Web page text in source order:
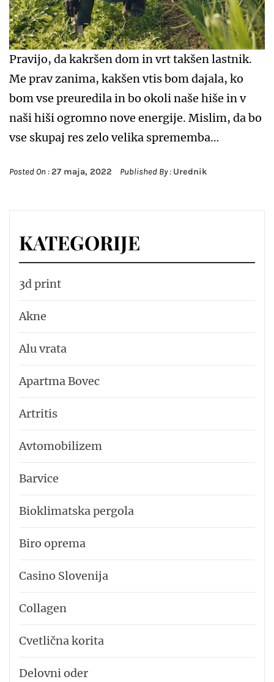
Pravijo, da kakršen dom in vrt takšen lastnik.
Me prav zanima, kakšen vtis bom dajala, ko
bom vse preuredila in bo okoli naše hiše in v
naši hiši ogromno nove energije. Mislim, da bo
vse skupaj res zelo velika sprememba…
Posted On :27 maja, 2022 Published By : Urednik
KATEGORIJE
3d print
Akne
Alu vrata
Apartma Bovec
Artritis
Avtomobilizem
Barvice
Bioklimatska pergola
Biro oprema
Casino Slovenija
Collagen
Cvetlična korita
Delovni oder